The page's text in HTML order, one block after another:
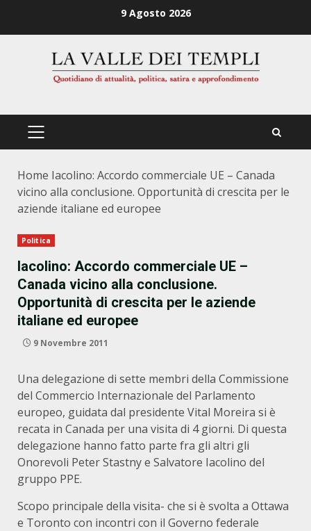
9 Agosto 2026
PRIMÄRES
Home Iacolino: Accordo commerciale UE – Canada
vicino alla conclusione. Opportunità di crescita per le
aziende italiane ed europee
Politica
Iacolino: Accordo commerciale UE –
Canada vicino alla conclusione.
Opportunità di crescita per le aziende
italiane ed europee
9 Novembre 2011
Una delegazione di sette membri della Commissione
del Commercio Internazionale del Parlamento
europeo, guidata dal presidente Vital Moreira si è
recata in Canada per una visita di 4 giorni. Di questa
delegazione hanno fatto parte fra gli altri gli
Onorevoli Peter Stastny e Salvatore Iacolino del
gruppo PPE.
Scopo principale della visita- che si è svolta a Ottawa
e Toronto con incontri con il Governo federale